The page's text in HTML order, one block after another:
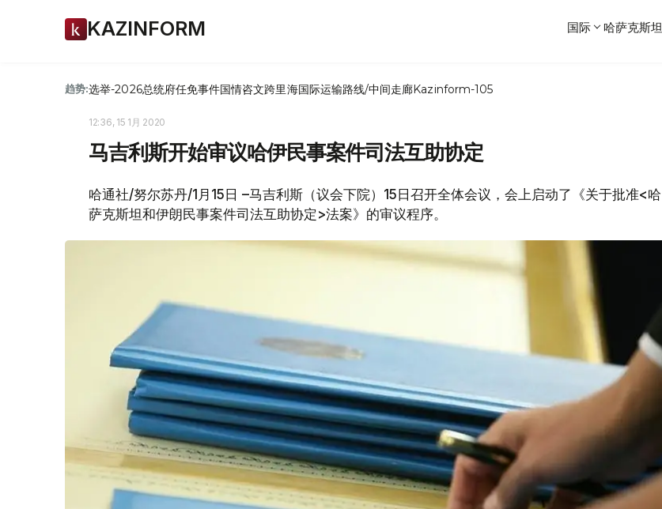
KAZINFORM 国际 哈萨克斯坦
趋势:选举-2026总统府任免事件国情咨文跨里海国际运输路线/中间走廊Kazinform-105
12:36, 15 1月 2020
马吉利斯开始审议哈伊民事案件司法互助协定
哈通社/努尔苏丹/1月15日 –马吉利斯（议会下院）15日召开全体会议，会上启动了《关于批准<哈
萨克斯坦和伊朗民事案件司法互助协定>法案》的审议程序。